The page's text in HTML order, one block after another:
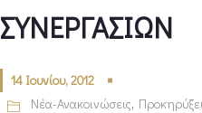
ΣΥΝΕΡΓΑΣΙΩΝ
14 Ιουνίου, 2012
Νέα-Ανακοινώσεις,